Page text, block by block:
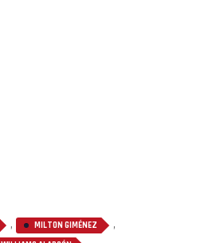
, MILTON GIMÉNEZ ,